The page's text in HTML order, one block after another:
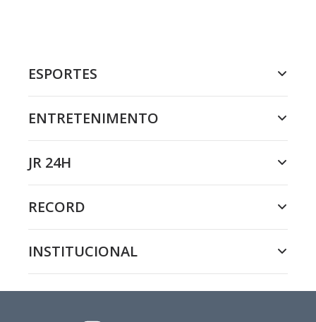
ESPORTES
ENTRETENIMENTO
JR 24H
RECORD
INSTITUCIONAL